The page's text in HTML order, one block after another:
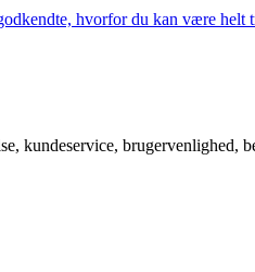
hvorfor du kan være helt
kundeservice, brugervenlighed,